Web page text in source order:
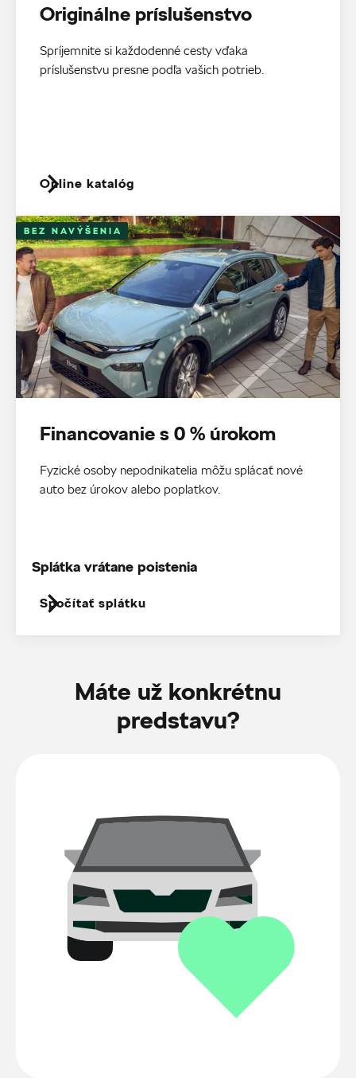
Originálne príslušenstvo
Spríjemnite si každodenné cesty vďaka
príslušenstvu presne podľa vašich potrieb.
Online katalóg
BEZ NAVÝŠENIA
Financovanie s 0 % úrokom
Fyzické osoby nepodnikatelia môžu splácať nové
auto bez úrokov alebo poplatkov.
Spočítať splátku
Splátka vrátane poistenia
Máte už konkrétnu
predstavu?